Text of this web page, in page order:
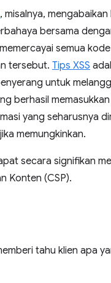
, misalnya,
bersama
semua
tersebut. Tips XSS
untuk
berhasil
yang seharusnya
memungkinkan.
secara signifikan
Konten (CSP).
tahu klien apa